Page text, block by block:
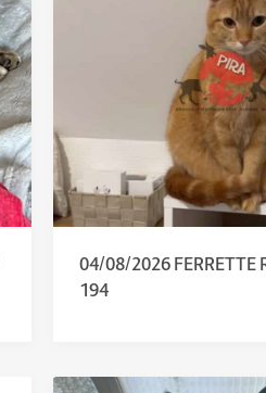
04/08/2026 FERRETTE
194